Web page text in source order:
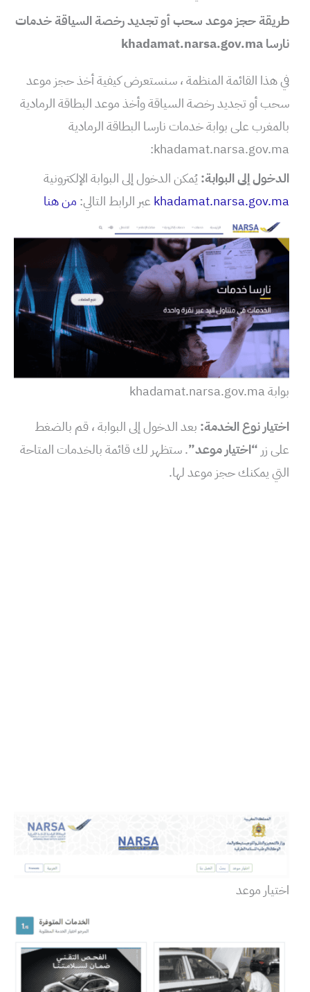
طريقة حجز موعد سحب أو تجديد رخصة السياقة خدمات
نارسا khadamat.narsa.gov.ma
في هذا القائمة المنظمة ، سنستعرض كيفية أخذ حجز موعد
سحب أو تجديد رخصة السياقة وأخذ موعد البطاقة الرمادية
بالمغرب على بوابة خدمات نارسا البطاقة الرمادية
khadamat.narsa.gov.ma:
الدخول إلى البوابة:يُمكن الدخول إلى البوابة الإلكترونية
khadamat.narsa.gov.ma عبر الرابط التالي: من هنا
بوابة khadamat.narsa.gov.ma
اختيار نوع الخدمة: بعد الدخول إلى البوابة ، قم بالضغط
على زر “اختيار موعد”. ستظهر لك قائمة بالخدمات المتاحة
التي يمكنك حجز موعد لها.
اختيار موعد